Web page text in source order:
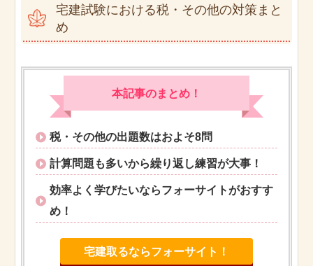
宅建試験における税・その他の対策まと
め
本記事のまとめ！
税・その他の出題数はおよそ8問
計算問題も多いから繰り返し練習が大事！
効率よく学びたいならフォーサイトがおすす
め！
宅建取るならフォーサイト！